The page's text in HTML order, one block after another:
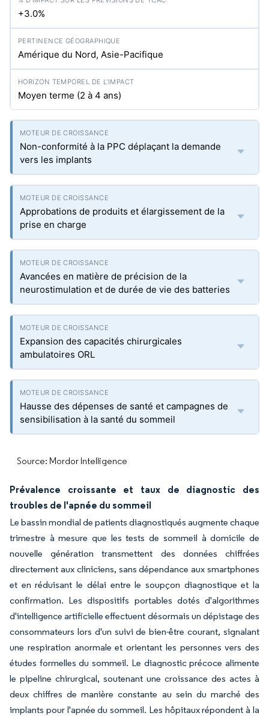
+3.0%
Amérique du Nord, Asie-Pacifique
Moyen terme (2 à 4 ans)
Non-conformité à la PPC déplaçant la demande
vers les implants
Approbations de produits et élargissement de la
prise en charge
Avancées en matière de précision de la
neurostimulation et de durée de vie des batteries
Expansion des capacités chirurgicales
ambulatoires ORL
Hausse des dépenses de santé et campagnes de
sensibilisation à la santé du sommeil
Source: Mordor Intelligence
Prévalence croissante et taux de diagnostic des
troubles de l'apnée du sommeil
Le bassin mondial de patients diagnostiqués augmente chaque
trimestre à mesure que les tests de sommeil à domicile de
nouvelle génération transmettent des données chiffrées
directement aux cliniciens, sans dépendance aux smartphones
et en réduisant le délai entre le soupçon diagnostique et la
confirmation. Les dispositifs portables dotés d'algorithmes
d'intelligence artificielle effectuent désormais un dépistage des
consommateurs lors d'un suivi de bien-être courant, signalant
une respiration anormale et orientant les personnes vers des
études formelles du sommeil. Le diagnostic précoce alimente
le pipeline chirurgical, soutenant une croissance des actes à
deux chiffres de manière constante au sein du marché des
implants pour l'apnée du sommeil. Les hôpitaux répondent à la